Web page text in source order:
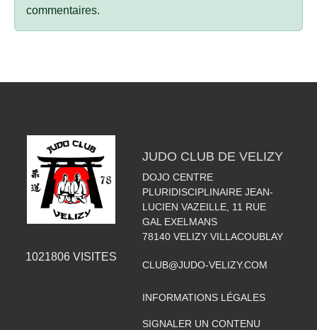
commentaires.
1021806VISITES
JUDO CLUB DE VELIZY
DOJO CENTRE
PLURIDISCIPLINAIRE JEAN-
LUCIEN VAZEILLE, 11 RUE
GAL EXELMANS
78140 VELIZY VILLACOUBLAY
CLUB@JUDO-VELIZY.COM
INFORMATIONS LÉGALES
SIGNALER UN CONTENU